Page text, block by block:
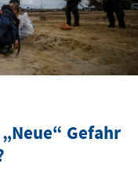
Gefahr